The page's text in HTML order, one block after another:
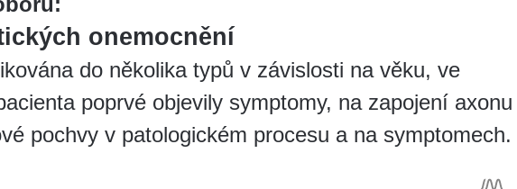
onemocnění
do několika typů v závislosti na věku, ve
poprvé objevily symptomy, na zapojení axonu
pochvy v patologickém procesu a na symptomech.